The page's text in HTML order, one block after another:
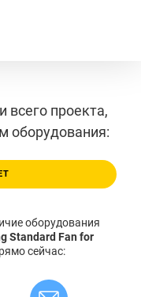
всего проекта,
оборудования:
оборудования
Standard Fan for
сейчас: